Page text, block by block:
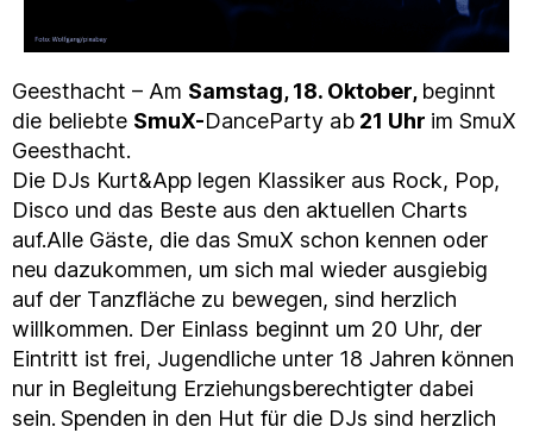
Geesthacht – Am Samstag,18. Oktober, beginnt
die beliebte SmuX-DanceParty ab 21 Uhr im SmuX
Geesthacht.
Die DJs Kurt&App legen Klassiker aus Rock, Pop,
Disco und das Beste aus den aktuellen Charts
auf.Alle Gäste, die das SmuX schon kennen oder
neu dazukommen, um sich mal wieder ausgiebig
auf der Tanzfläche zu bewegen, sind herzlich
willkommen. Der Einlass beginnt um 20 Uhr, der
Eintritt ist frei, Jugendliche unter 18 Jahren können
nur in Begleitung Erziehungsberechtigter dabei
sein. Spenden in den Hut für die DJs sind herzlich